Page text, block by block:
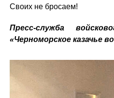
Своих не бросаем!
Пресс-служба
«Черноморское казачье